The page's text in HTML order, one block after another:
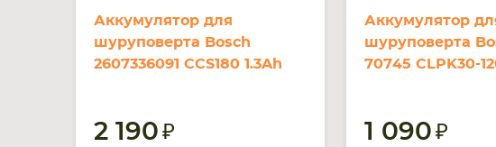
Аккумулятор для
шуруповерта Bosch
2607336091 CCS180 1.3Ah
2 190
Аккумулятор
шуруповерта
70745 CLPK30-
1 090